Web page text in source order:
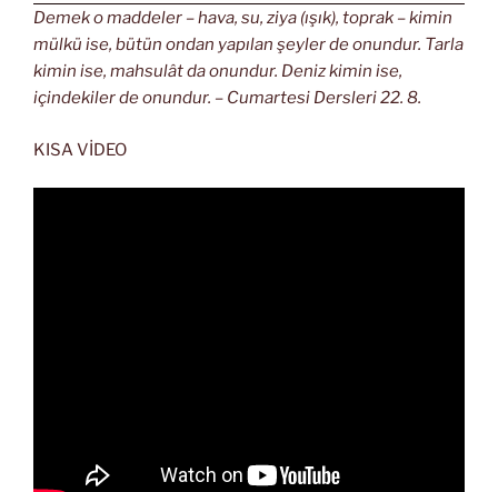
Demek o maddeler – hava, su, ziya (ışık), toprak – kimin
mülkü ise, bütün ondan yapılan şeyler de onundur. Tarla
kimin ise, mahsulât da onundur. Deniz kimin ise,
içindekiler de onundur. – Cumartesi Dersleri 22. 8.
KISA VİDEO